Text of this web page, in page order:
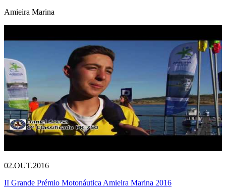
Amieira Marina
02.OUT.2016
II Grande Prémio Motonáutica Amieira Marina 2016